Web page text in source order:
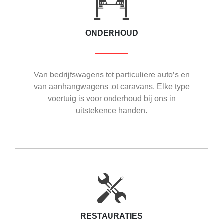
ONDERHOUD
Van bedrijfswagens tot particuliere auto’s en
van aanhangwagens tot caravans. Elke type
voertuig is voor onderhoud bij ons in
uitstekende handen.
RESTAURATIES